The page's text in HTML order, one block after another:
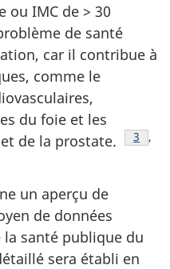
ou IMC de > 30
de santé
car il contribue à
comme le
du foie et les
de la prostate.
Note
3
,
un aperçu de
de données
la santé publique du
sera établi en